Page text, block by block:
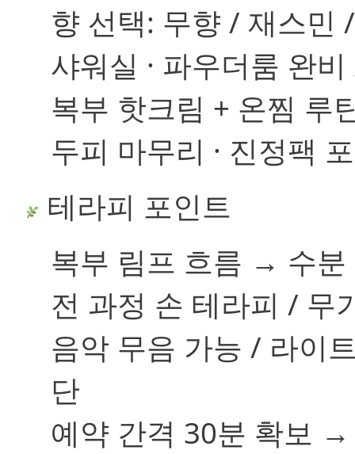
향 선택: 무향 / 재스민
샤워실 · 파우더룸 완
복부 핫크림 + 온찜 루
두피 마무리 · 진정팩
테라피 포인트
복부 림프 흐름 → 수분
전 과정 손 테라피 / 무
음악 무음 가능 / 라이
단
예약 간격 30분 확보